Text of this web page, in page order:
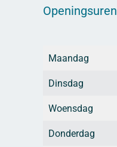
Openingsuren
Maandag
Dinsdag
Woensdag
Donderdag